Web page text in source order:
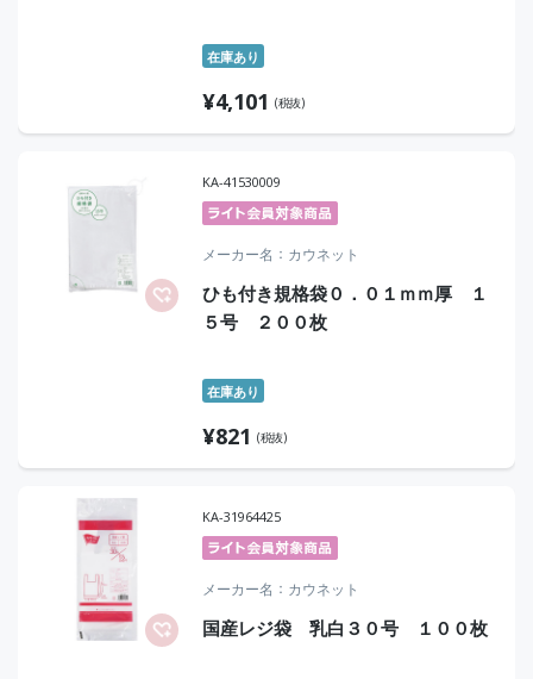
在庫あり
¥4,101 (税抜)
KA-41530009
メーカー名 カウネット
ひも付き規格袋０．０１ｍｍ厚 １
５号 ２００枚
在庫あり
¥821 (税抜)
KA-31964425
メーカー名 カウネット
国産レジ袋 乳白３０号 １００枚